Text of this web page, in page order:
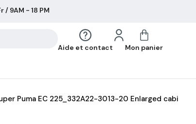
/ 9AM - 18 PM
Aide et contact Mon panier
Puma EC 225_332A22-3013-20 Enlarged cabi